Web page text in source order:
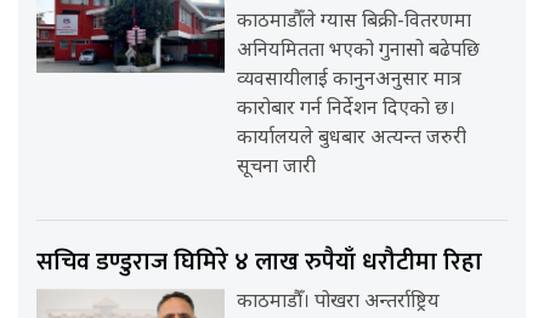
काठमाडौँले ग्यास बिक्री-वितरणमा
अनियमितता भएको गुनासो बढेपछि
व्यवसायीलाई कानुनअनुसार मात्र
कारोबार गर्न निर्देशन दिएको छ।
कार्यालयले बुधबार अत्यन्त जरुरी
सूचना जारी
सचिव डण्डुराज घिमिरे ४ लाख रुपैयाँ धरौटीमा रिहा
काठमाडौँ। पोखरा अन्तर्राष्ट्रिय